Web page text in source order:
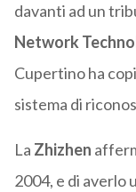
davanti ad un
Network
Cupertino ha
sistema di
La Zhizhen
2004, e di averlo